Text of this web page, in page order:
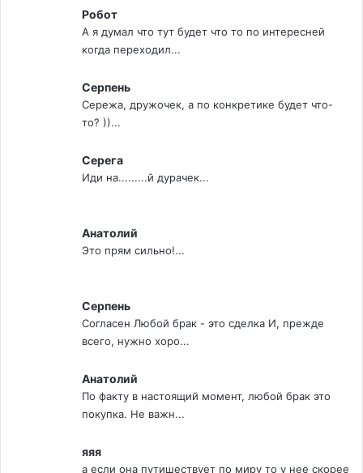
Робот
А я думал что тут будет что то по интересней
когда переходил...
Серпень
Сережа, дружочек, а по конкретике будет что-
то? ))...
Серега
Иди на.........й дурачек...
Анатолий
Это прям сильно!...
Серпень
Согласен Любой брак - это сделка И, прежде
всего, нужно хоро...
Анатолий
По факту в настоящий момент, любой брак это
покупка. Не важн...
яяя
а если она путишествует по миру то у нее скорее